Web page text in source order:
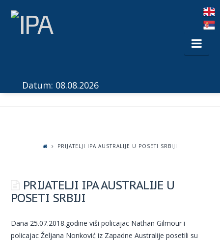
Datum: 08.08.2026
PRIJATELJI IPA AUSTRALIJE U POSETI SRBIJI
PRIJATELJI IPA AUSTRALIJE U
POSETI SRBIJI
Dana 25.07.2018.godine viši policajac Nathan Gilmour i
policajac Željana Nonković iz Zapadne Australije posetili su